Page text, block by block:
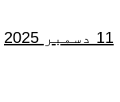
11 دسمبر 2025